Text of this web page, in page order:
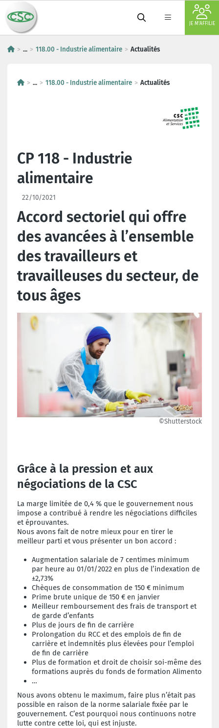
JE M'AFFILIE
... 118.00 - Industrie alimentaire Actualités
... 118.00 - Industrie alimentaire Actualités
CP 118 - Industrie
alimentaire
22/10/2021
Accord sectoriel qui offre
des avancées à l’ensemble
des travailleurs et
travailleuses du secteur, de
tous âges
©Shutterstock
Grâce à la pression et aux
négociations de la CSC
La marge limitée de 0,4 % que le gouvernement nous
impose a contribué à rendre les négociations difficiles
et éprouvantes.
Nous avons fait de notre mieux pour en tirer le
meilleur parti et vous présenter un bon accord :
Augmentation salariale de 7 centimes minimum
par heure au 01/01/2022 en plus de l’indexation de
±2,73%
Chèques de consommation de 150 € minimum
Prime brute unique de 150 € en janvier
Meilleur remboursement des frais de transport et
de garde d’enfants
Plus de jours de fin de carrière
Prolongation du RCC et des emplois de fin de
carrière et indemnités plus élevées pour l’emploi
de fin de carrière
Plus de formation et droit de choisir soi-même des
formations auprès du fonds de formation Alimento
…
Nous avons obtenu le maximum, faire plus n’était pas
possible en raison de la norme salariale fixée par le
gouvernement. C’est pourquoi nous continuons notre
lutte contre cette loi, qui est injuste.